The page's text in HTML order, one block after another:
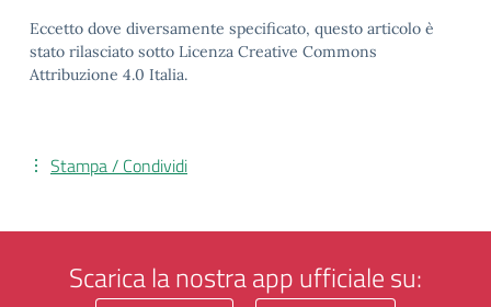
Eccetto dove diversamente specificato, questo articolo è
stato rilasciato sotto Licenza Creative Commons
Attribuzione 4.0 Italia.
Stampa / Condividi
Scarica la nostra app ufficiale su: